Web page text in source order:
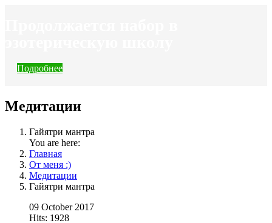
Подробнее
Медитации
Гайятри мантра
You are here:
Главная
От меня :)
Медитации
Гайятри мантра
09 October 2017
Hits: 1928